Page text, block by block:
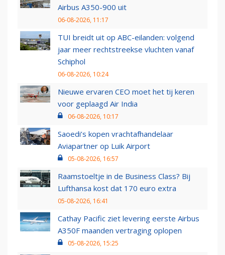
Airbus A350-900 uit
06-08-2026, 11:17
TUI breidt uit op ABC-eilanden: volgend
jaar meer rechtstreekse vluchten vanaf
Schiphol
06-08-2026, 10:24
Nieuwe ervaren CEO moet het tij keren
voor geplaagd Air India
06-08-2026, 10:17
Saoedi’s kopen vrachtafhandelaar
Aviapartner op Luik Airport
05-08-2026, 16:57
Raamstoeltje in de Business Class? Bij
Lufthansa kost dat 170 euro extra
05-08-2026, 16:41
Cathay Pacific ziet levering eerste Airbus
A350F maanden vertraging oplopen
05-08-2026, 15:25